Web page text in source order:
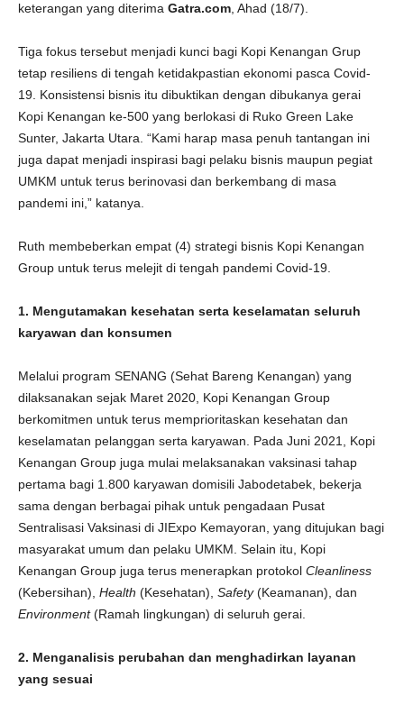
keterangan yang diterima Gatra.com , Ahad (18/7).
Tiga fokus tersebut menjadi kunci bagi Kopi Kenangan Grup
tetap resiliens di tengah ketidakpastian ekonomi pasca Covid-
19. Konsistensi bisnis itu dibuktikan dengan dibukanya gerai
Kopi Kenangan ke-500 yang berlokasi di Ruko Green Lake
Sunter, Jakarta Utara. “Kami harap masa penuh tantangan ini
juga dapat menjadi inspirasi bagi pelaku bisnis maupun pegiat
UMKM untuk terus berinovasi dan berkembang di masa
pandemi ini,” katanya.
Ruth membeberkan empat (4) strategi bisnis Kopi Kenangan
Group untuk terus melejit di tengah pandemi Covid-19.
1. Mengutamakan kesehatan serta keselamatan seluruh
karyawan dan konsumen
Melalui program SENANG (Sehat Bareng Kenangan) yang
dilaksanakan sejak Maret 2020, Kopi Kenangan Group
berkomitmen untuk terus memprioritaskan kesehatan dan
keselamatan pelanggan serta karyawan. Pada Juni 2021, Kopi
Kenangan Group juga mulai melaksanakan vaksinasi tahap
pertama bagi 1.800 karyawan domisili Jabodetabek, bekerja
sama dengan berbagai pihak untuk pengadaan Pusat
Sentralisasi Vaksinasi di JIExpo Kemayoran, yang ditujukan bagi
masyarakat umum dan pelaku UMKM. Selain itu, Kopi
Kenangan Group juga terus menerapkan protokol Cleanliness
(Kebersihan), Health (Kesehatan), Safety(Keamanan), dan
Environment(Ramah lingkungan) di seluruh gerai.
2. Menganalisis perubahan dan menghadirkan layanan
yang sesuai